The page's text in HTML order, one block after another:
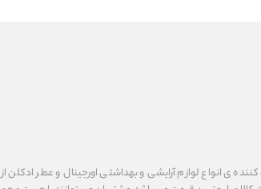
ی انواع لوازم آرایشی و بهداشتی اورجینال و عطر ادکلن از